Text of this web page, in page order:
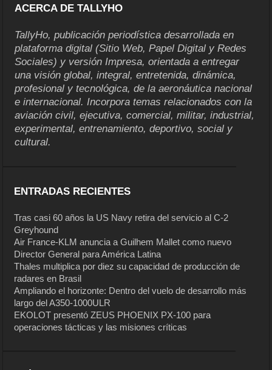
ACERCA DE TALLYHO
TallyHo, publicación periodística desarrollada en
plataforma digital (Sitio Web, Papel Digital y Redes
Sociales) y versión Impresa, orientada a entregar
una visión global, integral, entretenida, dinámica,
profesional y tecnológica, de la aeronáutica nacional
e internacional. Incorpora temas relacionados con la
aviación civil, ejecutiva, comercial, militar, industrial,
experimental, entrenamiento, deportivo, social y
cultural.
ENTRADAS RECIENTES
Tras casi 60 años la US Navy retira del servicio al C-2
Greyhound
Air France-KLM anuncia a Guilhem Mallet como nuevo
Director General para América Latina
Thales multiplica por diez su capacidad de producción de
radares en Brasil
Ampliando el horizonte: Dentro del vuelo de desarrollo más
largo del A350-1000ULR
EKOLOT presentó ZEUS PHOENIX PX-100 para
operaciones tácticas y las misiones críticas